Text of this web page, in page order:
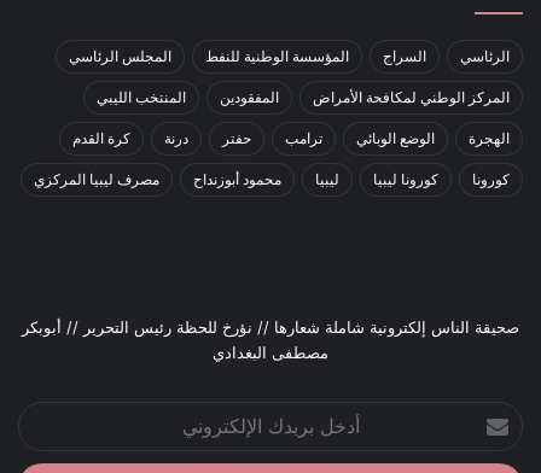
الرئاسي السراج المؤسسة الوطنية للنفط المجلس الرئاسي
المركز الوطني لمكافحة الأمراض المفقودين المنتخب الليبي
الهجرة الوضع الوبائي ترامب حفتر درنة كرة القدم
كورونا كورونا ليبيا ليبيا محمود أبوزنداح مصرف ليبيا المركزي
صحيقة الناس إلكترونية شاملة شعارها // نؤرخ للحظة رئيس التحرير // أبوبكر
مصطفى البغدادي
بريدك
الإلكتروني